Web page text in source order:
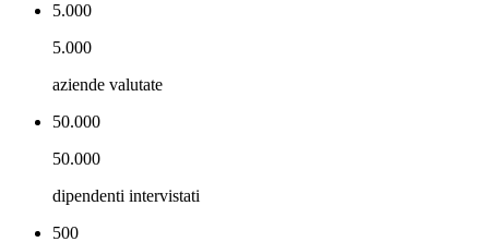
5.000
5.000
aziende valutate
50.000
50.000
dipendenti intervistati
500